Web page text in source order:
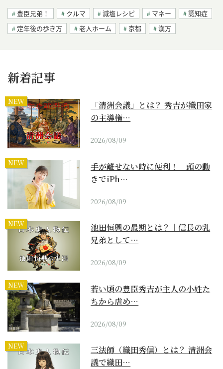
豊臣兄弟！ クルマ 減塩レシピ マネー
認知症
定年後の歩き方
老人ホーム 京都 漢方
新着記事
NEW
「清洲会議」とは？ 秀吉が織田家
の主導権…
2026/08/09
NEW
手が離せない時に便利！ 頭の動
きでiPh…
2026/08/09
NEW
池田恒興の最期とは？｜信長の乳
兄弟として…
2026/08/09
NEW
若い頃の豊臣秀吉が主人の小姓た
ちから虐め…
2026/08/09
NEW
三法師（織田秀信）とは？ 清洲会
議で織田…